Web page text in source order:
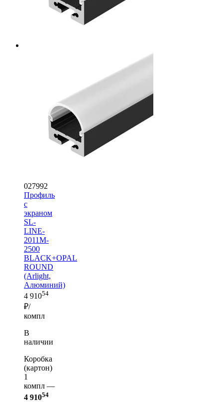
027992
Профиль
с
экраном
SL-
LINE-
2011M-
2500
BLACK+OPAL
ROUND
(Arlight,
Алюминий)
4 91054
₽/
компл
В
наличии
Коробка
(картон)
1
компл —
4 91054